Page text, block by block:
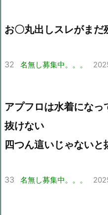
お〇丸出しスレがまだ
32 名無し募集中。。。
アプフロは水着になっ
抜けない
四つん這いじゃない
33 名無し募集中。。。